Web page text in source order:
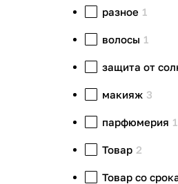
разное 1
волосы 1
защита от
макияж 3
парфюмерия 1
Товар 2
Товар со